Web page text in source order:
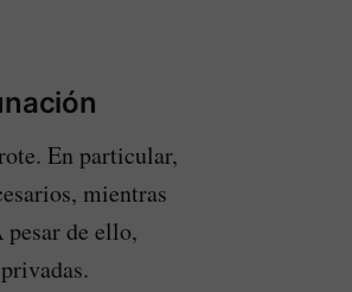
En particular,
mientras
pesar de ello,